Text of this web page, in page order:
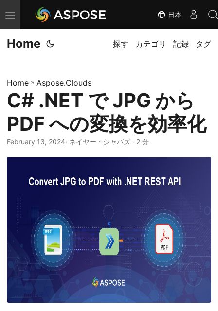
ナ
ビ
ゲ
ョ
ン
切
り
日本
Home 探す カテゴリ 記録 タグ
Home » Aspose.Clouds
C# .NET で JPG から
PDF への変換を効率化
February 13, 2024· ネイヤー・シャバズ · 2 分